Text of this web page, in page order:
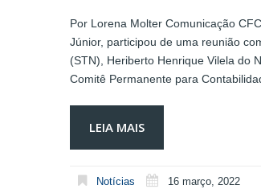
Por Lorena Molter Comunicação
Júnior, participou de uma reunião
(STN), Heriberto Henrique Vilela do
Comitê Permanente para
LEIA MAIS
Notícias 16 março, 2022